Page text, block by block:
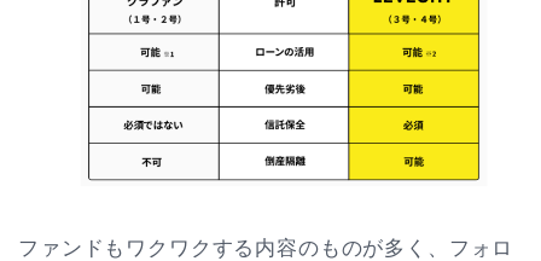
ファンドもワクワクする内容のものが多く、フォロ